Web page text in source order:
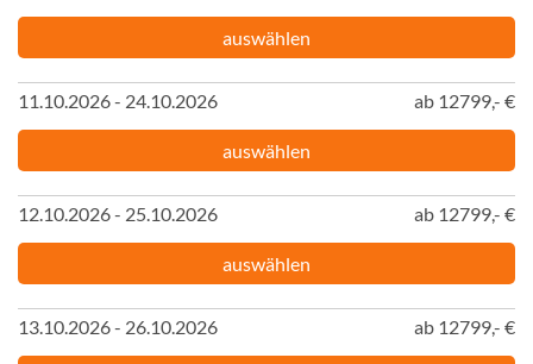
auswählen
11.10.2026 - 24.10.2026 ab 12799,- €
auswählen
12.10.2026 - 25.10.2026 ab 12799,- €
auswählen
13.10.2026 - 26.10.2026 ab 12799,- €